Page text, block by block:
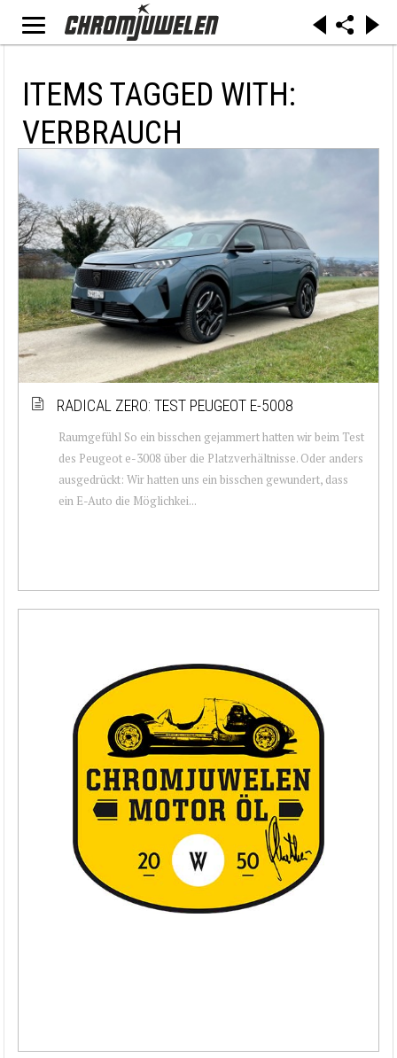
ITEMS TAGGED WITH:
VERBRAUCH
RADICAL ZERO: TEST PEUGEOT E-5008
Raumgefühl So ein bisschen gejammert hatten wir beim Test
des Peugeot e-3008 über die Platzverhältnisse. Oder anders
ausgedrückt: Wir hatten uns ein bisschen gewundert, dass
ein E-Auto die Möglichkei...